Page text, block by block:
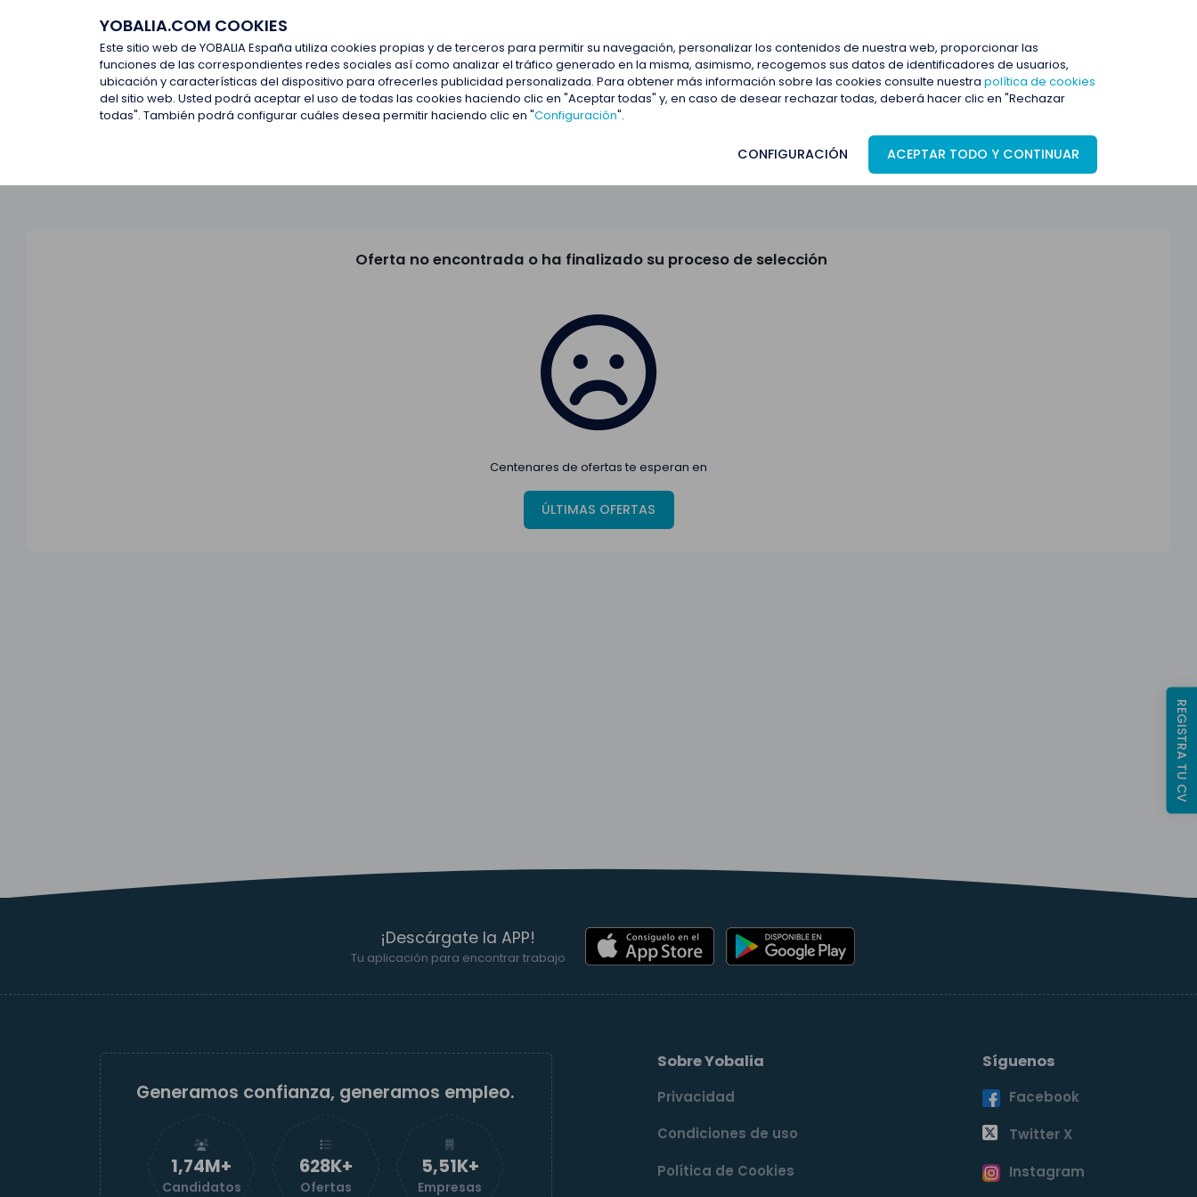
YOBALIA.COM COOKIES
Este sitio web de YOBALIA España utiliza cookies propias y de terceros para permitir su navegación, personalizar los contenidos de nuestra web, proporcionar las
funciones de las correspondientes redes sociales así como analizar el tráfico generado en la misma, asimismo, recogemos sus datos de identificadores de usuarios,
ubicación y características del dispositivo para ofrecerles publicidad personalizada. Para obtener más información sobre las cookies consulte nuestra política de cookies
del sitio web. Usted podrá aceptar el uso de todas las cookies haciendo clic en "Aceptar todas" y, en caso de desear rechazar todas, deberá hacer clic en "Rechazar
todas". También podrá configurar cuáles desea permitir haciendo clic en "Configuración".
CONFIGURACIÓN ACEPTAR TODO Y CONTINUAR
Últimas ofertas
Últimas ofertas
Oferta no encontrada o ha finalizado su proceso de selección
Centenares de ofertas te esperan en
ÚLTIMAS OFERTAS
¡Descárgate la APP!
Tu aplicación para encontrar trabajo
Generamos confianza, generamos empleo.
1,74M+
Candidatos
629K+
Ofertas
5,52K+
Empresas
Sobre Yobalia
Privacidad
Condiciones de uso
Política de Cookies
Síguenos
Facebook
Twitter X
Instagram
REGISTRA TU CV